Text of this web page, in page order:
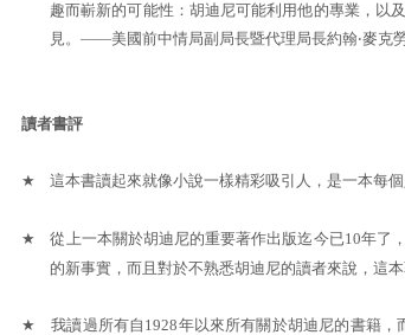
趣而嶄新的可能性：胡迪尼可能利用他的專業，以
見。——美國前中情局副局長暨代理局長約翰‧麥克
讀者書評
★ 這本書讀起來就像小說一樣精彩吸引人，是一本每
★
從上一本關於胡迪尼的重要著作出版迄今已10年了
的新事實，而且對於不熟悉胡迪尼的讀者來說，這
★ 我讀過所有自1928年以來所有關於胡迪尼的書籍